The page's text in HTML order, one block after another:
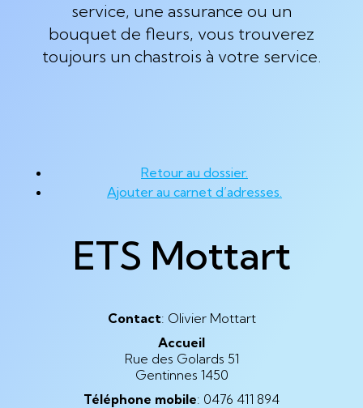
service, une assurance ou un
bouquet de fleurs, vous trouverez
toujours un chastrois à votre service.
Retour au dossier.
Ajouter au carnet d’adresses.
ETS Mottart
Contact: Olivier Mottart
Accueil
Rue des Golards 51
Gentinnes 1450
Téléphone mobile: 0476 411 894